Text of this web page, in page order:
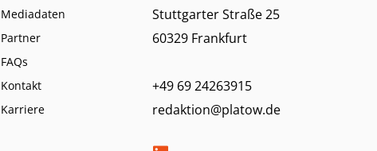
Mediadaten
Partner
FAQs
Kontakt
Karriere
Stuttgarter Straße 25
60329 Frankfurt
+49 69 24263915
redaktion@platow.de